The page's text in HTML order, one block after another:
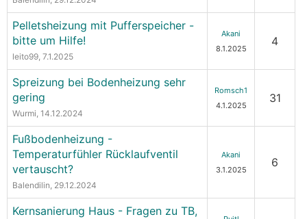
Pelletsheizung mit Pufferspeicher -
bitte um Hilfe!
leito99, 7.1.2025
Akani
8.1.2025
4
Spreizung bei Bodenheizung sehr
gering
Wurmi, 14.12.2024
Romsch1
4.1.2025
31
Fußbodenheizung -
Temperaturfühler Rücklaufventil
vertauscht?
Balendilin, 29.12.2024
Akani
3.1.2025
6
Kernsanierung Haus - Fragen zu TB,